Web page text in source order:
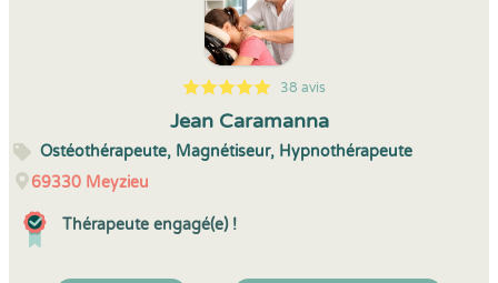
5
1
5
38 38 avis
Jean Caramanna
Ostéothérapeute, Magnétiseur, Hypnothérapeute
69330 Meyzieu
Thérapeute engagé(e) !